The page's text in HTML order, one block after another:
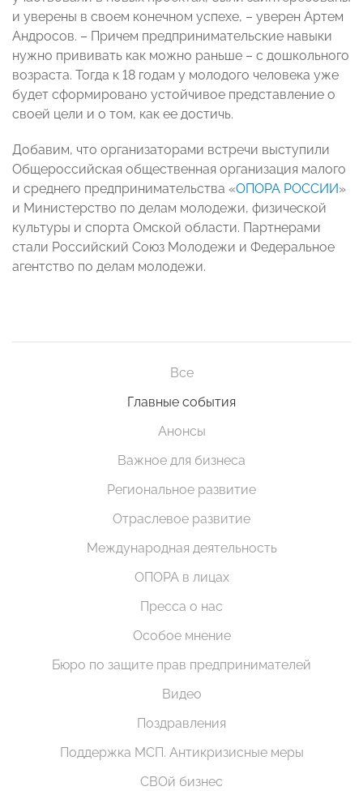
и уверены в своем конечном успехе, – уверен Артем
Андросов. – Причем предпринимательские навыки
нужно прививать как можно раньше – с дошкольного
возраста. Тогда к 18 годам у молодого человека уже
будет сформировано устойчивое представление о
своей цели и о том, как ее достичь.
Добавим, что организаторами встречи выступили
Общероссийская общественная организация малого
и среднего предпринимательства «ОПОРА РОССИИ»
и Министерство по делам молодежи, физической
культуры и спорта Омской области. Партнерами
стали Российский Союз Молодежи и Федеральное
агентство по делам молодежи.
Все
Главные события
Анонсы
Важное для бизнеса
Региональное развитие
Отраслевое развитие
Международная деятельность
ОПОРА в лицах
Пресса о нас
Особое мнение
Бюро по защите прав предпринимателей
Видео
Поздравления
Поддержка МСП. Антикризисные меры
СВОй бизнес